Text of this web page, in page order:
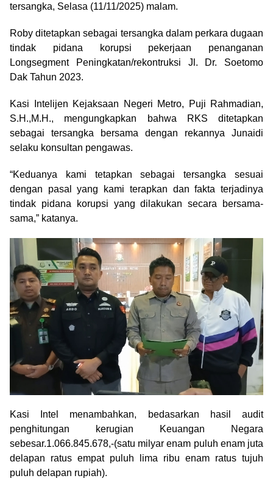
tersangka, Selasa (11/11/2025) malam.
Roby ditetapkan sebagai tersangka dalam perkara dugaan
tindak pidana korupsi pekerjaan penanganan
Longsegment Peningkatan/rekontruksi Jl. Dr. Soetomo
Dak Tahun 2023.
Kasi Intelijen Kejaksaan Negeri Metro, Puji Rahmadian,
S.H.,M.H., mengungkapkan bahwa RKS ditetapkan
sebagai tersangka bersama dengan rekannya Junaidi
selaku konsultan pengawas.
“Keduanya kami tetapkan sebagai tersangka sesuai
dengan pasal yang kami terapkan dan fakta terjadinya
tindak pidana korupsi yang dilakukan secara bersama-
sama,” katanya.
Kasi Intel menambahkan, bedasarkan hasil audit
penghitungan kerugian Keuangan Negara
sebesar.1.066.845.678,-(satu milyar enam puluh enam juta
delapan ratus empat puluh lima ribu enam ratus tujuh
puluh delapan rupiah).